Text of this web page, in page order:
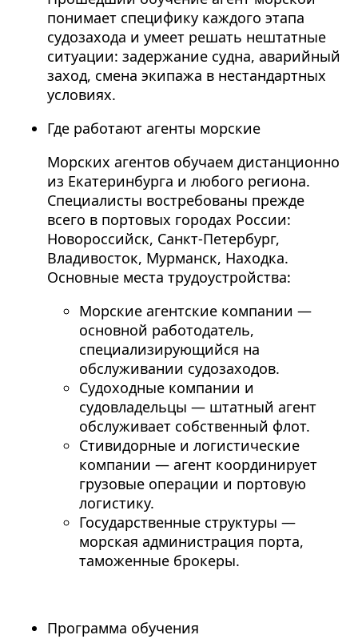
понимает специфику каждого этапа
судозахода и умеет решать нештатные
ситуации: задержание судна, аварийный
заход, смена экипажа в нестандартных
условиях.
Где работают агенты морские
Морских агентов обучаем дистанционно
из Екатеринбурга и любого региона.
Специалисты востребованы прежде
всего в портовых городах России:
Новороссийск, Санкт-Петербург,
Владивосток, Мурманск, Находка.
Основные места трудоустройства:
Морские агентские компании —
основной работодатель,
специализирующийся на
обслуживании судозаходов.
Судоходные компании и
судовладельцы — штатный агент
обслуживает собственный флот.
Стивидорные и логистические
компании — агент координирует
грузовые операции и портовую
логистику.
Государственные структуры —
морская администрация порта,
таможенные брокеры.
Программа обучения